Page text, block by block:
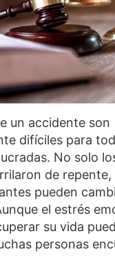
un accidente son
difíciles para
No solo
de repente,
pueden
el estrés
su vida
personas